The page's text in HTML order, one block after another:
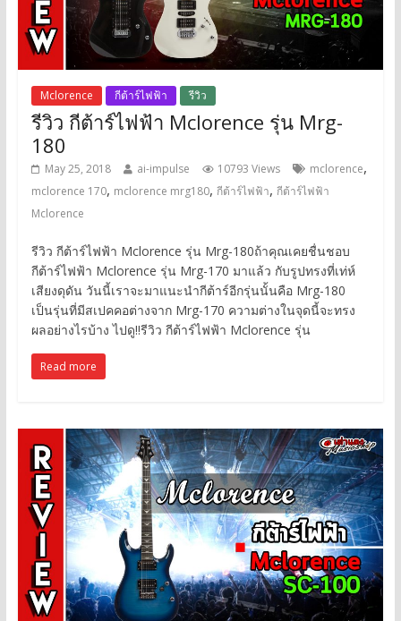
Mclorence กีต้าร์ไฟฟ้า รีวิว
รีวิว กีต้าร์ไฟฟ้า Mclorence รุ่น Mrg-
180
May 25, 2018 ai-impulse 10793 Views mclorence,
mclorence 170, mclorence mrg180, กีต้าร์ไฟฟ้า, กีต้าร์ไฟฟ้า
Mclorence
รีวิว กีต้าร์ไฟฟ้า Mclorence รุ่น Mrg-180ถ้าคุณเคยชื่นชอบ
กีต้าร์ไฟฟ้า Mclorence รุ่น Mrg-170 มาแล้ว กับรูปทรงที่เท่ห์
เสียงดุดัน วันนี้เราจะมาแนะนำกีต้าร์อีกรุ่นนั้นคือ Mrg-180
เป็นรุ่นที่มีสเปคคอต่างจาก Mrg-170 ความต่างในจุดนี้จะทรง
ผลอย่างไรบ้าง ไปดู!!รีวิว กีต้าร์ไฟฟ้า Mclorence รุ่น
Read more